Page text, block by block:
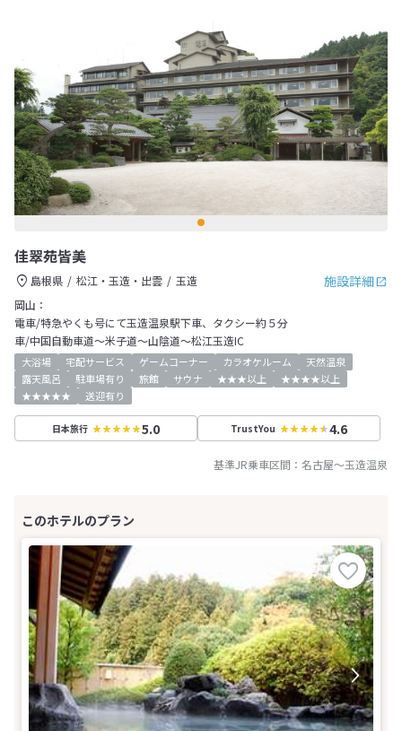
佳翠苑皆美
施設詳細
島根県 松江・玉造・出雲
玉造
岡山：
電車/特急やくも号にて玉造温泉駅下車、タクシー約５分
車/中国自動車道～米子道～山陰道～松江玉造IC
大浴場 宅配サービス ゲームコーナー カラオケルーム
天然温泉
露天風呂
駐車場有り 旅館 サウナ ★★★以上
★★★★以上
★★★★★
送迎有り
日本旅行 5.0 TrustYou 4.6
基準JR乗車区間： 名古屋～玉造温泉